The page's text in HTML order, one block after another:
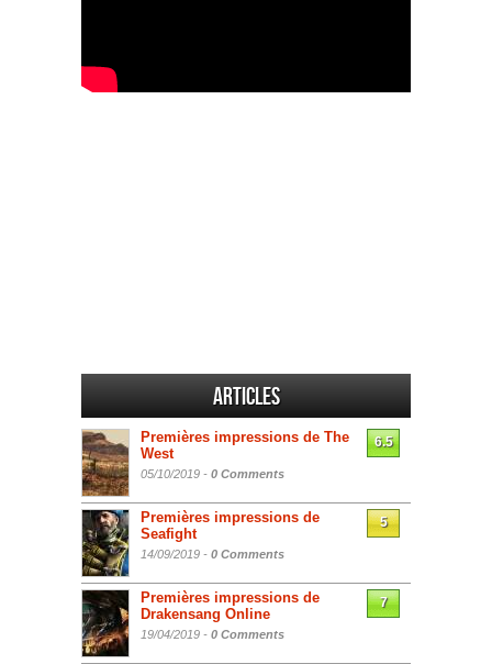
Articles
Premières impressions de The
West
05/10/2019 - 0 Comments
6.5
Premières impressions de
Seafight
14/09/2019 - 0 Comments
5
Premières impressions de
Drakensang Online
19/04/2019 - 0 Comments
7